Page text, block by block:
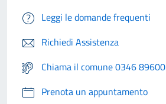
Leggi le domande frequenti
Richiedi Assistenza
Chiama il comune 0346 89600
Prenota un appuntamento